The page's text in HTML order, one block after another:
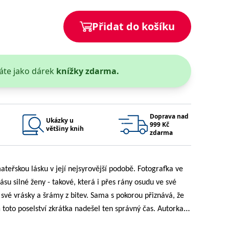
Přidat do košíku
jako dárek knížky zdarma.
Ukázky u
většiny knih
Doprava nad
999 Kč
zdarma
lásku v její nejsyrovější podobě. Fotografka ve
silné ženy - takové, která i přes rány osudu ve své
vrásky a šrámy z bitev. Sama s pokorou přiznává, že
poselství zkrátka nadešel ten správný čas. Autorka
Awards v kategorii profesionálů.
soubory cookie návštěvníků. Je nutné, aby banner cookie
k udržování proměnných relací uživatelů. Obvykle se
příkladem je udržování přihlášeného stavu uživatele
možné podávat platné zprávy o používání jejich
stránku a slouží k počítání a sledování zobrazení
stránky.
správného vzhledu dialogových oken.
a zemí
Vyprší
Popis
1 rok
### Luigisbox???